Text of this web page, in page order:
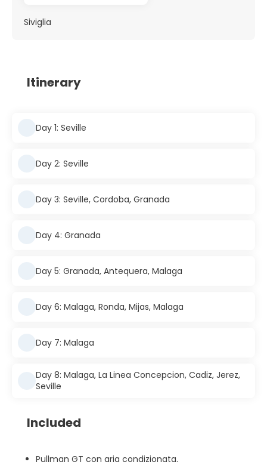
Siviglia
Itinerary
Day 1: Seville
Day 2: Seville
Day 3: Seville, Cordoba, Granada
Day 4: Granada
Day 5: Granada, Antequera, Malaga
Day 6: Malaga, Ronda, Mijas, Malaga
Day 7: Malaga
Day 8: Malaga, La Linea Concepcion, Cadiz, Jerez,
Seville
Included
Pullman GT con aria condizionata.